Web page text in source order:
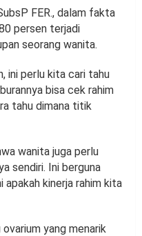
FER., dalam fakta
persen terjadi
seorang wanita.
ini perlu kita cari tahu
bisa cek rahim
tahu dimana titik
wanita juga perlu
sendiri. Ini berguna
kinerja rahim kita
yang menarik